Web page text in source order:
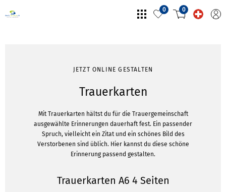
0 0
JETZT ONLINE GESTALTEN
Trauerkarten
Mit Trauerkarten hältst du für die Trauergemeinschaft
ausgewählte Erinnerungen dauerhaft fest. Ein passender
Spruch, vielleicht ein Zitat und ein schönes Bild des
Verstorbenen sind üblich. Hier kannst du diese schöne
Erinnerung passend gestalten.
Trauerkarten A6 4 Seiten